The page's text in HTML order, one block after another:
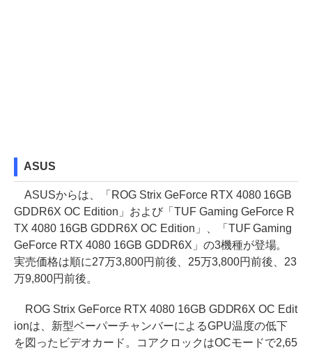
ASUS
ASUSからは、「ROG Strix GeForce RTX 4080 16GB
GDDR6X OC Edition」および「TUF Gaming GeForce R
TX 4080 16GB GDDR6X OC Edition」、「TUF Gaming
GeForce RTX 4080 16GB GDDR6X」の3機種が登場。
実売価格は順に27万3,800円前後、25万3,800円前後、23
万9,800円前後。
ROG Strix GeForce RTX 4080 16GB GDDR6X OC Edit
ionは、新型ベーパーチャンバーによるGPU温度の低下
を図ったビデオカード。コアクロックはOCモードで2,65